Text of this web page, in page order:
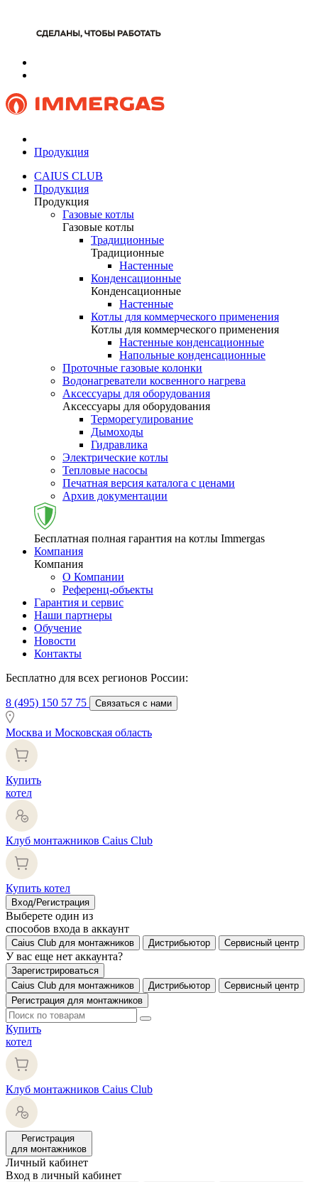
Продукция
CAIUS CLUB
Продукция
Продукция
Газовые котлы
Газовые котлы
Традиционные
Традиционные
Настенные
Конденсационные
Конденсационные
Настенные
Котлы для коммерческого применения
Котлы для коммерческого применения
Настенные конденсационные
Напольные конденсационные
Проточные газовые колонки
Водонагреватели косвенного нагрева
Аксессуары для оборудования
Аксессуары для оборудования
Терморегулирование
Дымоходы
Гидравлика
Электрические котлы
Тепловые насосы
Печатная версия каталога с ценами
Архив документации
Бесплатная полная гарантия на котлы Immergas
Компания
Компания
О Компании
Референц-объекты
Гарантия и сервис
Наши партнеры
Обучение
Новости
Контакты
Бесплатно для всех регионов России:
8 (495) 150 57 75 Связаться с нами
Москва и Московская область
Купить
котел
Клуб монтажников Caius Club
Купить котел
Вход/Регистрация
Выберете один из
способов входа в аккаунт
Caius Club для монтажников Дистрибьютор Сервисный центр
У вас еще нет аккаунта?
Зарегистрироваться
Caius Club для монтажников
Дистрибьютор
Сервисный центр
Регистрация для монтажников
Купить
котел
Клуб монтажников Caius Club
Регистрация
для монтажников
Личный кабинет
Вход в личный кабинет